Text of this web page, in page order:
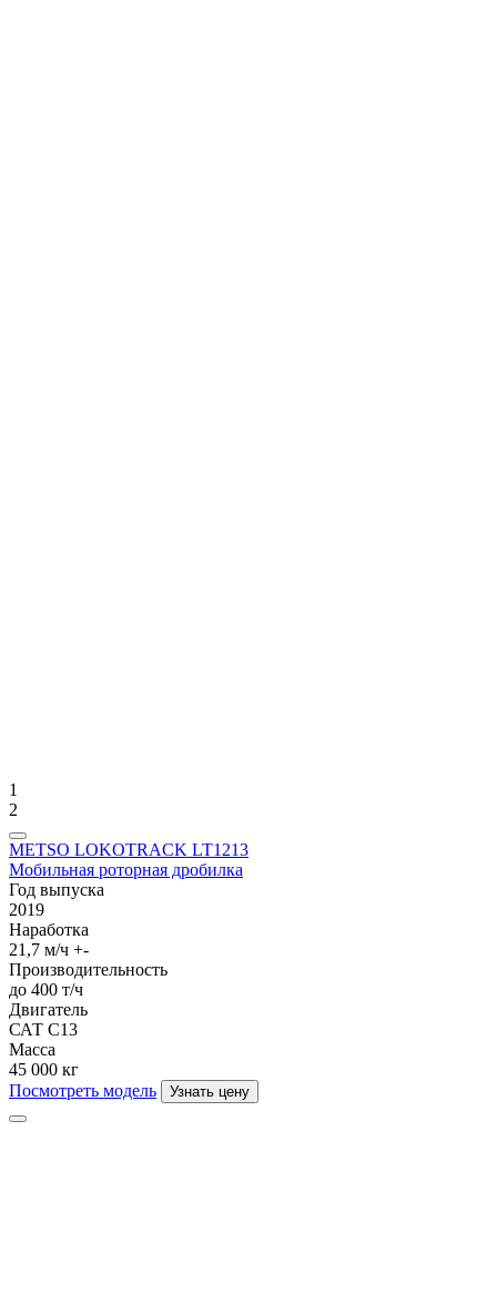
1
2
METSO LOKOTRACK LT1213
Мобильная роторная дробилка
Год выпуска
2019
Нaрабoткa
21,7 м/ч +-
Производительность
до 400 т/ч
Двигатель
САТ С13
Масса
45 000 кг
Посмотреть модель
Узнать цену